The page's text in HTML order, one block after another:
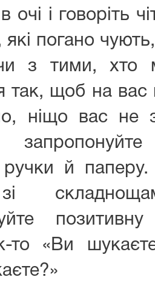
очі і говоріть
які погано
з тими, хто
так, щоб на вас
ніщо вас не
й
то «Ви